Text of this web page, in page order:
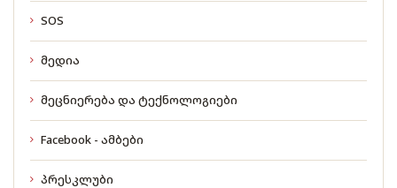
SOS
მედია
მეცნიერება და ტექნოლოგიები
Facebook - ამბები
პრესკლუბი